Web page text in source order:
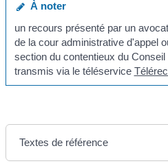
À noter
un recours présenté par un
de la cour administrative d'appel
section du contentieux du Conseil
transmis via le téléservice
Textes de référence